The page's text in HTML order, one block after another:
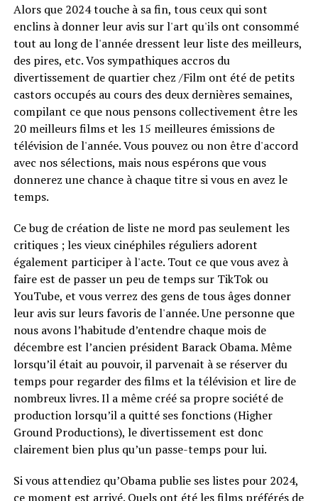
Alors que 2024 touche à sa fin, tous ceux qui sont
enclins à donner leur avis sur l'art qu'ils ont consommé
tout au long de l'année dressent leur liste des meilleurs,
des pires, etc. Vos sympathiques accros du
divertissement de quartier chez /Film ont été de petits
castors occupés au cours des deux dernières semaines,
compilant ce que nous pensons collectivement être les
20 meilleurs films et les 15 meilleures émissions de
télévision de l'année. Vous pouvez ou non être d'accord
avec nos sélections, mais nous espérons que vous
donnerez une chance à chaque titre si vous en avez le
temps.
Ce bug de création de liste ne mord pas seulement les
critiques ; les vieux cinéphiles réguliers adorent
également participer à l'acte. Tout ce que vous avez à
faire est de passer un peu de temps sur TikTok ou
YouTube, et vous verrez des gens de tous âges donner
leur avis sur leurs favoris de l'année. Une personne que
nous avons l’habitude d’entendre chaque mois de
décembre est l’ancien président Barack Obama. Même
lorsqu’il était au pouvoir, il parvenait à se réserver du
temps pour regarder des films et la télévision et lire de
nombreux livres. Il a même créé sa propre société de
production lorsqu’il a quitté ses fonctions (Higher
Ground Productions), le divertissement est donc
clairement bien plus qu’un passe-temps pour lui.
Si vous attendiez qu’Obama publie ses listes pour 2024,
ce moment est arrivé. Quels ont été les films préférés de